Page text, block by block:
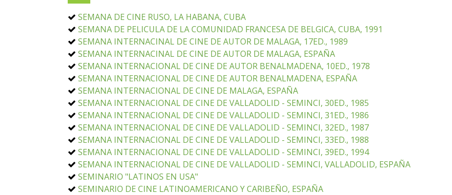
SEMANA DE CINE RUSO, LA HABANA, CUBA
SEMANA DE PELICULA DE LA COMUNIDAD FRANCESA DE BELGICA, CUBA, 1991
SEMANA INTERNACINAL DE CINE DE AUTOR DE MALAGA, 17ED., 1989
SEMANA INTERNACINAL DE CINE DE AUTOR DE MALAGA, ESPAÑA
SEMANA INTERNACIONAL DE CINE DE AUTOR BENALMADENA, 10ED., 1978
SEMANA INTERNACIONAL DE CINE DE AUTOR BENALMADENA, ESPAÑA
SEMANA INTERNACIONAL DE CINE DE MALAGA, ESPAÑA
SEMANA INTERNACIONAL DE CINE DE VALLADOLID - SEMINCI, 30ED., 1985
SEMANA INTERNACIONAL DE CINE DE VALLADOLID - SEMINCI, 31ED., 1986
SEMANA INTERNACIONAL DE CINE DE VALLADOLID - SEMINCI, 32ED., 1987
SEMANA INTERNACIONAL DE CINE DE VALLADOLID - SEMINCI, 33ED., 1988
SEMANA INTERNACIONAL DE CINE DE VALLADOLID - SEMINCI, 39ED., 1994
SEMANA INTERNACIONAL DE CINE DE VALLADOLID - SEMINCI, VALLADOLID, ESPAÑA
SEMINARIO "LATINOS EN USA"
SEMINARIO DE CINE LATINOAMERICANO Y CARIBEÑO, ESPAÑA